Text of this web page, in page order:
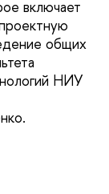
включает
общих
НИУ